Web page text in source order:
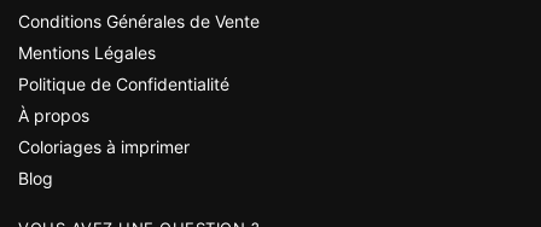
Conditions Générales de Vente
Mentions Légales
Politique de Confidentialité
À propos
Coloriages à imprimer
Blog